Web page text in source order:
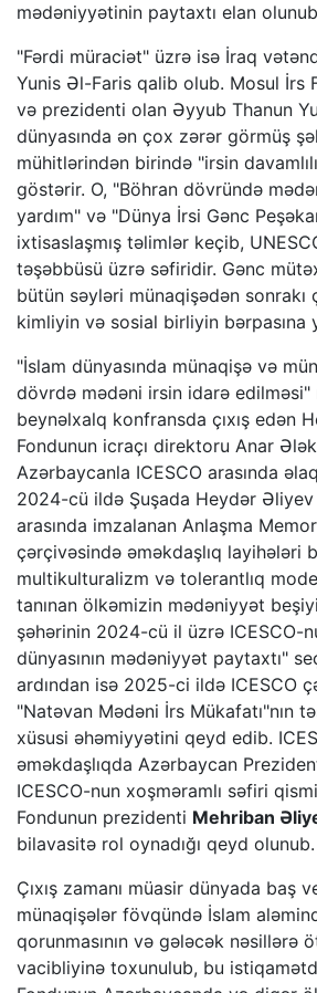
mədəniyyətinin paytaxtı elan
"Fərdi müraciət" üzrə isə İraq
Yunis Əl-Faris qalib olub. Mosul İrs
və prezidenti olan Əyyub Thanun
dünyasında ən çox zərər görmüş
mühitlərindən birində "irsin
göstərir. O, "Böhran dövründə
yardım" və "Dünya İrsi Gənc
ixtisaslaşmış təlimlər keçib,
təşəbbüsü üzrə səfiridir. Gənc
bütün səyləri münaqişədən
kimliyin və sosial birliyin bərpasına
"İslam dünyasında münaqişə və
dövrdə mədəni irsin idarə edilməsi"
beynəlxalq konfransda çıxış edən
Fondunun icraçı direktoru Anar
Azərbaycanla ICESCO arasında
2024-cü ildə Şuşada Heydər Əliyev
arasında imzalanan Anlaşma
çərçivəsində əməkdaşlıq layihələri
multikulturalizm və tolerantlıq
tanınan ölkəmizin mədəniyyət
şəhərinin 2024-cü il üzrə ICESCO-
dünyasının mədəniyyət paytaxtı"
ardından isə 2025-ci ildə ICESCO
"Natəvan Mədəni İrs Mükafatı"nın
xüsusi əhəmiyyətini qeyd edib.
əməkdaşlıqda Azərbaycan
ICESCO-nun xoşməramlı səfiri
Fondunun prezidenti Mehriban
bilavasitə rol oynadığı qeyd olunub.
Çıxış zamanı müasir dünyada baş
münaqişələr fövqündə İslam
qorunmasının və gələcək nəsillərə
vacibliyinə toxunulub, bu